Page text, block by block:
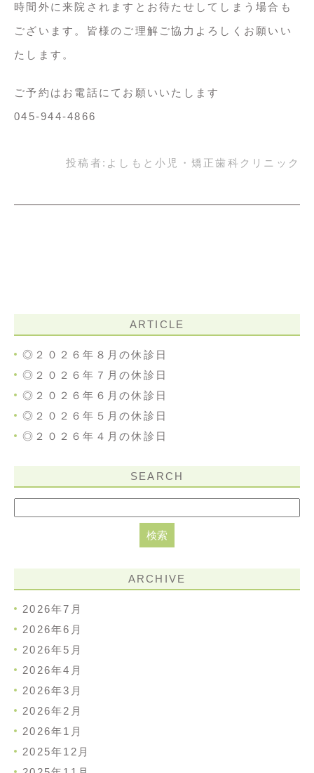
時間外に来院されますとお待たせしてしまう場合も
ございます。皆様のご理解ご協力よろしくお願いい
たします。
ご予約はお電話にてお願いいたします
045-944-4866
投稿者: よしもと小児・矯正歯科クリニック
ARTICLE
◎２０２６年８月の休診日
◎２０２６年７月の休診日
◎２０２６年６月の休診日
◎２０２６年５月の休診日
◎２０２６年４月の休診日
SEARCH
ARCHIVE
2026年7月
2026年6月
2026年5月
2026年4月
2026年3月
2026年2月
2026年1月
2025年12月